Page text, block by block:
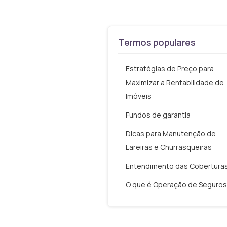
Termos populares
Estratégias de Preço para
Maximizar a Rentabilidade de
Imóveis
Fundos de garantia
Dicas para Manutenção de
Lareiras e Churrasqueiras
Entendimento das
O que é Operação de Seguros